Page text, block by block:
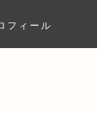
フィール